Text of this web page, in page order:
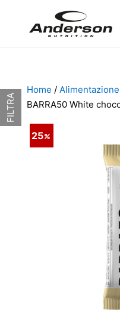
Home /
BARRA50 White
25
FILTRA